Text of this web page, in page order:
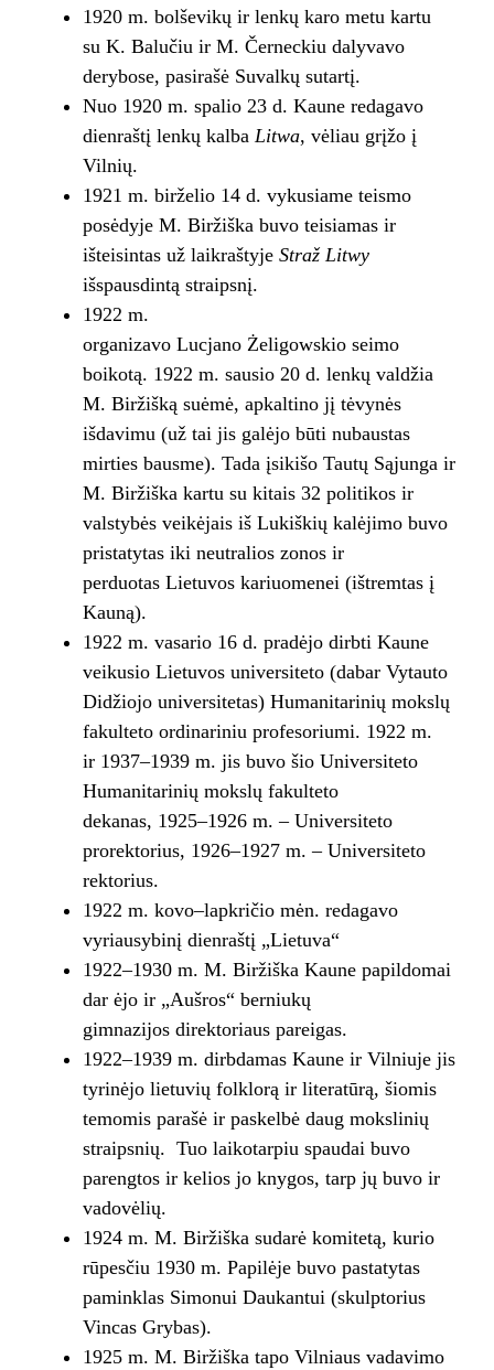
1920 m. bolševikų ir lenkų karo metu kartu
su K. Balučiu ir M. Černeckiu dalyvavo
derybose, pasirašė Suvalkų sutartį.
Nuo 1920 m. spalio 23 d. Kaune redagavo
dienraštį lenkų kalba Litwa, vėliau grįžo į
Vilnių.
1921 m. birželio 14 d. vykusiame teismo
posėdyje M. Biržiška buvo teisiamas ir
išteisintas už laikraštyje Straž Litwy
išspausdintą straipsnį.
1922 m.
organizavo Lucjano Żeligowskio seimo
boikotą. 1922 m. sausio 20 d. lenkų valdžia
M. Biržišką suėmė, apkaltino jį tėvynės
išdavimu (už tai jis galėjo būti nubaustas
mirties bausme). Tada įsikišo Tautų Sąjunga ir
M. Biržiška kartu su kitais 32 politikos ir
valstybės veikėjais iš Lukiškių kalėjimo buvo
pristatytas iki neutralios zonos ir
perduotas Lietuvos kariuomenei (ištremtas į
Kauną).
1922 m. vasario 16 d. pradėjo dirbti Kaune
veikusio Lietuvos universiteto (dabar Vytauto
Didžiojo universitetas) Humanitarinių mokslų
fakulteto ordinariniu profesoriumi. 1922 m.
ir 1937–1939 m. jis buvo šio Universiteto
Humanitarinių mokslų fakulteto
dekanas, 1925–1926 m. – Universiteto
prorektorius, 1926–1927 m. – Universiteto
rektorius.
1922 m. kovo–lapkričio mėn. redagavo
vyriausybinį dienraštį „Lietuva“
1922–1930 m. M. Biržiška Kaune papildomai
dar ėjo ir „Aušros“ berniukų
gimnazijos direktoriaus pareigas.
1922–1939 m. dirbdamas Kaune ir Vilniuje jis
tyrinėjo lietuvių folklorą ir literatūrą, šiomis
temomis parašė ir paskelbė daug mokslinių
straipsnių. Tuo laikotarpiu spaudai buvo
parengtos ir kelios jo knygos, tarp jų buvo ir
vadovėlių.
1924 m. M. Biržiška sudarė komitetą, kurio
rūpesčiu 1930 m. Papilėje buvo pastatytas
paminklas Simonui Daukantui (skulptorius
Vincas Grybas).
1925 m. M. Biržiška tapo Vilniaus vadavimo